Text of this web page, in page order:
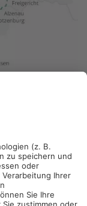
Gasleitung will
der betroffenen